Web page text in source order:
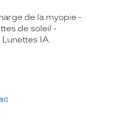
de la myopie
de soleil
Lunettes IA